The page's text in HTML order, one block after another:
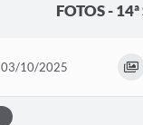
FOTOS -
03/10/2025